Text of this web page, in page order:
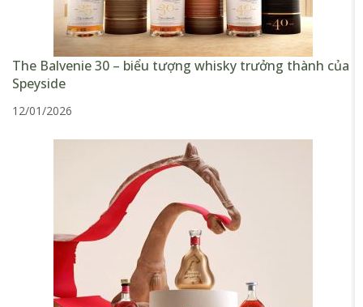
The Balvenie 30 – biểu tượng whisky trưởng thành của
Speyside
12/01/2026